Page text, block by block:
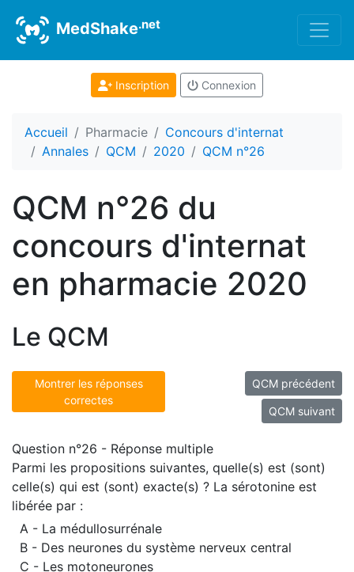
MedShake.net
Inscription Connexion
Accueil Pharmacie
Concours d'internat
Annales
QCM 2020 QCM n°26
QCM n°26 du
concours d'internat
en pharmacie 2020
Le QCM
Montrer les réponses
correctes
QCM précédent
QCM suivant
Question n°26 - Réponse multiple
Parmi les propositions suivantes, quelle(s) est (sont)
celle(s) qui est (sont) exacte(s) ? La sérotonine est
libérée par :
A - La médullosurrénale
B - Des neurones du système nerveux central
C - Les motoneurones